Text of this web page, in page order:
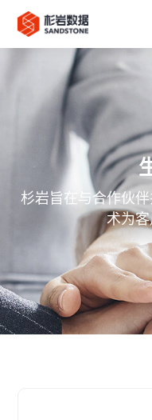
杉岩旨在与合作伙
术为